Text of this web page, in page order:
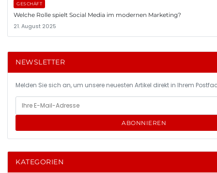
GESCHÄFT
Welche Rolle spielt Social Media im modernen Marketing?
21. August 2025
NEWSLETTER
Melden Sie sich an, um unsere neuesten Artikel direkt in Ihrem
ABONNIEREN
KATEGORIEN